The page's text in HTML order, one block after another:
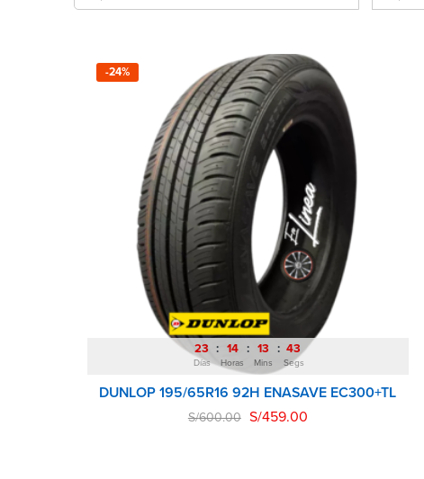
-24%
23
Días
14
Horas
13
Mins
43
Segs
DUNLOP 195/65R16 92H ENASAVE EC300+TL
S/600.00 S/459.00